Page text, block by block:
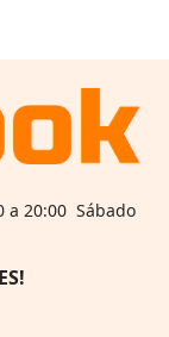
a 20:00 Sábado